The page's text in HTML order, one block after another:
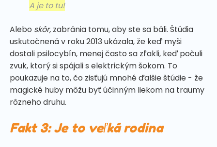
A je to tu!
Alebo skôr, zabránia tomu, aby ste sa báli. Štúdia
uskutočnená v roku 2013 ukázala, že keď myši
dostali psilocybín, menej často sa zľakli, keď počuli
zvuk, ktorý si spájali s elektrickým šokom. To
poukazuje na to, čo zisťujú mnohé ďalšie štúdie - že
magické huby môžu byť účinným liekom na traumy
rôzneho druhu.
Fakt 3: Je to veľká rodina